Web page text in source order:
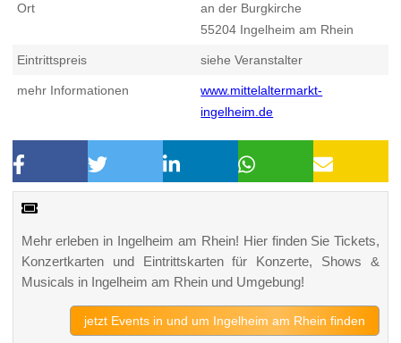
Ort
an der Burgkirche
55204 Ingelheim am Rhein
Eintrittspreis siehe Veranstalter
mehr Informationen
www.mittelaltermarkt-
ingelheim.de
Mehr erleben in Ingelheim am Rhein! Hier finden Sie Tickets,
Konzertkarten und Eintrittskarten für Konzerte, Shows &
Musicals in Ingelheim am Rhein und Umgebung!
jetzt Events in und um Ingelheim am Rhein finden